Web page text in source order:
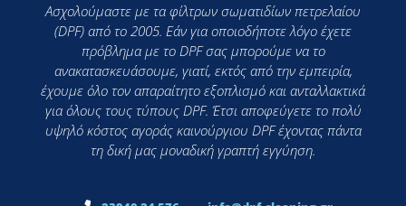
Ασχολούμαστε με τα φίλτρων σωματιδίων πετρελαίου
(DPF) από το 2005. Εάν για οποιοδήποτε λόγο έχετε
πρόβλημα με το DPF σας μπορούμε να το
ανακατασκευάσουμε, γιατί, εκτός από την εμπειρία,
έχουμε όλο τον απαραίτητο εξοπλισμό και ανταλλακτικά
για όλους τους τύπους DPF. Έτσι αποφεύγετε το πολύ
υψηλό κόστος αγοράς καινούργιου DPF έχοντας πάντα
τη δική μας μοναδική γραπτή εγγύηση.